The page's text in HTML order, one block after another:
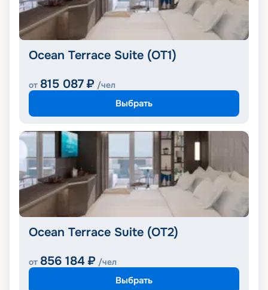
Ocean Terrace Suite (OT1)
от 815 087 ₽ /чел
Выбрать
Ocean Terrace Suite (OT2)
от 856 184 ₽ /чел
Выбрать